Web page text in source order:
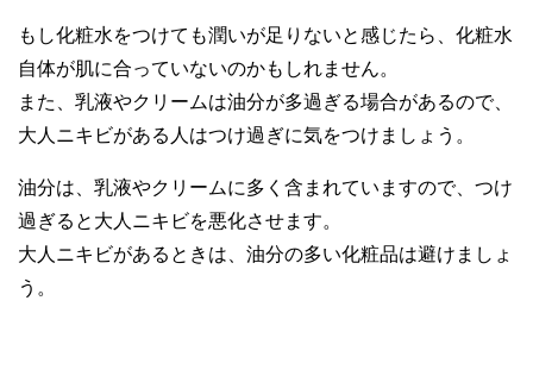
もし化粧水をつけても潤いが足りないと感じたら、化粧水
自体が肌に合っていないのかもしれません。
また、乳液やクリームは油分が多過ぎる場合があるので、
大人ニキビがある人はつけ過ぎに気をつけましょう。
油分は、乳液やクリームに多く含まれていますので、つけ
過ぎると大人ニキビを悪化させます。
大人ニキビがあるときは、油分の多い化粧品は避けましょ
う。